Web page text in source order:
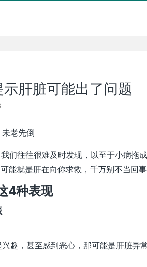
肝脏可能出了问题
老先倒
们往往很难及时发现，以至于小病拖
能就是肝在向你求救，千万别不当回事
4种表现
趣，甚至感到恶心，那可能是肝脏异常